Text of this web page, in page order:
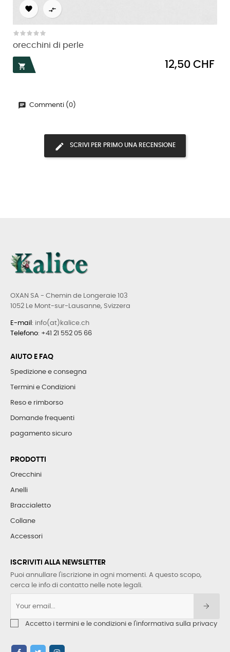
 
orecchini di perle

Prezzo
12,50 CHF
Commenti (0)
SCRIVI PER PRIMO UNA RECENSIONE
OXAN SA - Chemin de Longeraie 103
1052 Le Mont-sur-Lausanne, Svizzera
E-mail : info(at)kalice.ch
Telefono: +41 21 552 05 66
AIUTO E FAQ
Spedizione e consegna
Termini e Condizioni
Reso e rimborso
Domande frequenti
pagamento sicuro
PRODOTTI
Orecchini
Anelli
Braccialetto
Collane
Accessori
ISCRIVITI ALLA NEWSLETTER
Puoi annullare l'iscrizione in ogni momenti. A questo scopo,
cerca le info di contatto nelle note legali.
Accetto i termini e le condizioni e l'informativa sulla privacy